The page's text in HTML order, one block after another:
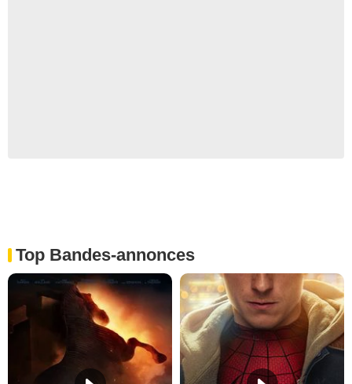
Top Bandes-annonces